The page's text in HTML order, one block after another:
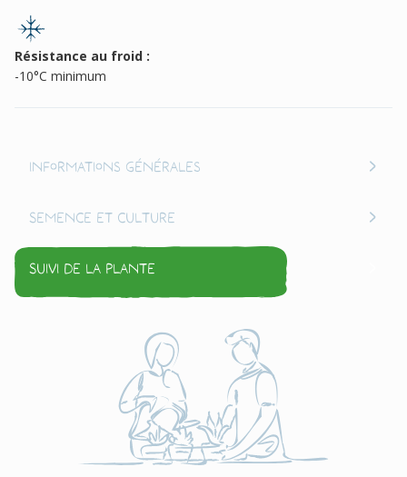
Résistance au froid :
-10°C minimum
Informations générales
Semence et culture
Suivi de la plante